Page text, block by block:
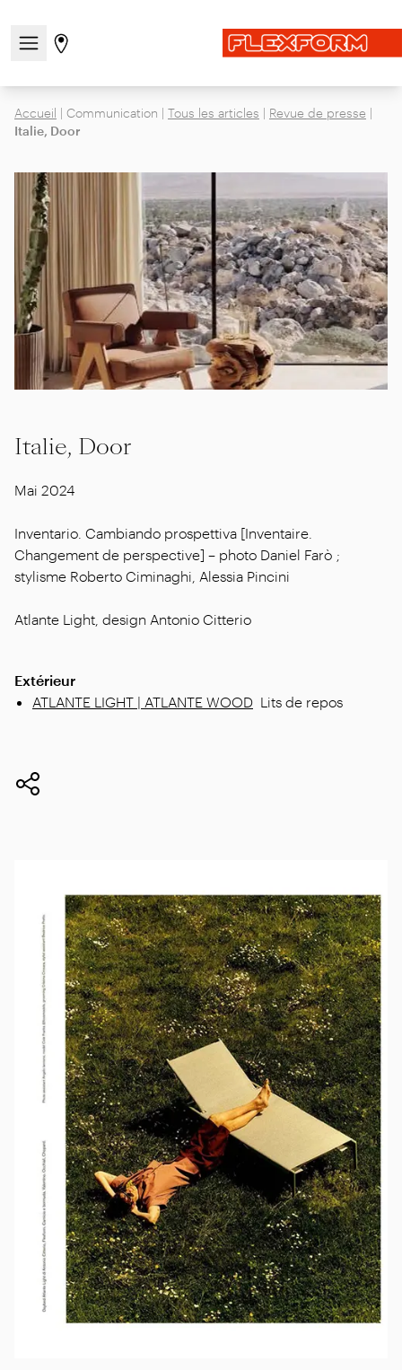
Ouvrir/fermer le menu de navigation
Aller à la page des magasins
Accueil | Communication | Tous les articles | Revue de presse |
Italie, Door
Italie, Door
Mai 2024
Inventario. Cambiando prospettiva [Inventaire.
Changement de perspective] – photo Daniel Farò ;
stylisme Roberto Ciminaghi, Alessia Pincini
Atlante Light, design Antonio Citterio
Extérieur
ATLANTE LIGHT | ATLANTE WOOD Lits de repos